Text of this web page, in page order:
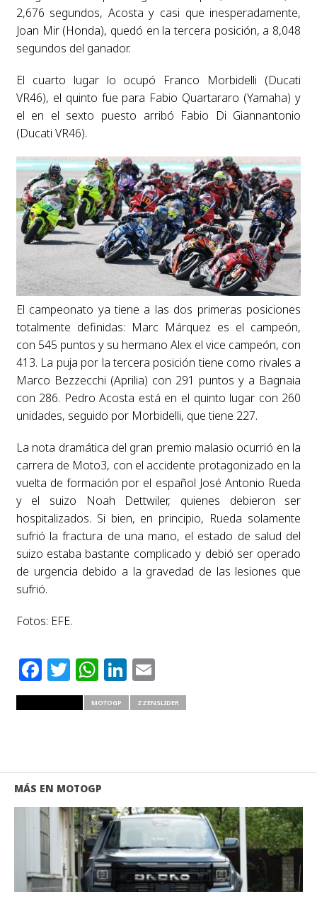
2,676 segundos, Acosta y casi que inesperadamente,
Joan Mir (Honda), quedó en la tercera posición, a 8,048
segundos del ganador.
El cuarto lugar lo ocupó Franco Morbidelli (Ducati
VR46), el quinto fue para Fabio Quartararo (Yamaha) y
el en el sexto puesto arribó Fabio Di Giannantonio
(Ducati VR46).
El campeonato ya tiene a las dos primeras posiciones
totalmente definidas: Marc Márquez es el campeón,
con 545 puntos y su hermano Alex el vice campeón, con
413. La puja por la tercera posición tiene como rivales a
Marco Bezzecchi (Aprilia) con 291 puntos y a Bagnaia
con 286. Pedro Acosta está en el quinto lugar con 260
unidades, seguido por Morbidelli, que tiene 227.
La nota dramática del gran premio malasio ocurrió en la
carrera de Moto3, con el accidente protagonizado en la
vuelta de formación por el español José Antonio Rueda
y el suizo Noah Dettwiler, quienes debieron ser
hospitalizados. Si bien, en principio, Rueda solamente
sufrió la fractura de una mano, el estado de salud del
suizo estaba bastante complicado y debió ser operado
de urgencia debido a la gravedad de las lesiones que
sufrió.
Fotos: EFE.
Facebook
Twitter
WhatsApp
LinkedIn
Email
MOTOGP ZZENSLIDER
MÁS EN MOTOGP